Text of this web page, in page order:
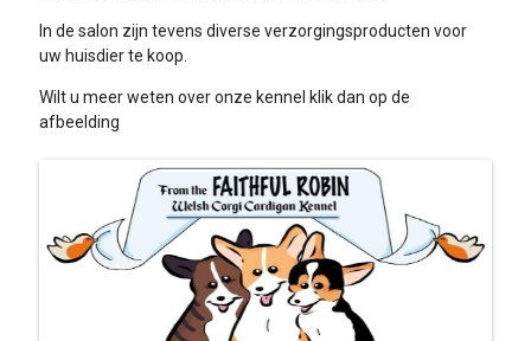
In de salon zijn tevens diverse verzorgingsproducten voor
uw huisdier te koop.
Wilt u meer weten over onze kennel klik dan op de
afbeelding